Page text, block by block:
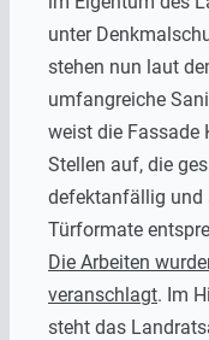
unter
stehen nun laut
umfangreiche
weist die Fassade
Stellen auf, die
defektanfällig und
Türformate
Die Arbeiten
veranschlagt. Im
steht das